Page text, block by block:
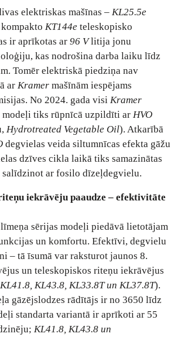
elektriskas mašīnas – KL25.5e
KT144e teleskopisko
ir aprīkotas ar 96 Vlitija jonu
kas nodrošina darba laiku līdz
Tomēr elektriskā piedziņa nav
ar Kramer mašīnām iespējams
No 2024. gada visi Kramer
modeļi tiks rūpnīcā uzpildīti ar HVO
Hydrotreated Vegetable Oil). Atkarībā
degvielas veida siltumnīcas efekta gāžu
dzīves cikla laikā tiks samazinātas
salīdzinot ar fosilo dīzeļdegvielu.
iekrāvēju paaudze – efektivitāte
sērijas modeļi piedāvā lietotājam
un komfortu. Efektīvi, degvielu
– tā īsumā var raksturot jaunos 8.
un teleskopiskos riteņu iekrāvējus
KL43.8, KL33.8T un KL37.8T).
gāzējslodzes rādītājs ir no 3650 līdz
standarta variantā ir aprīkoti ar 55
KL41.8, KL43.8 un